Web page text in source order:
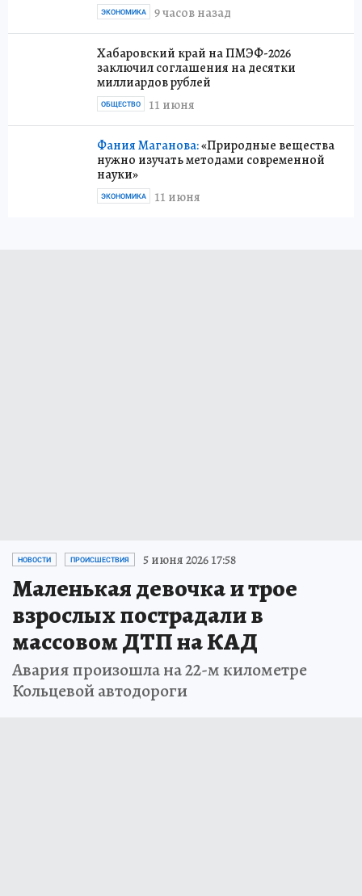
9 часов назад
ЭКОНОМИКА
Хабаровский край на ПМЭФ-2026
заключил соглашения на десятки
миллиардов рублей
11 июня
ОБЩЕСТВО
Фания Маганова:«Природные вещества
нужно изучать методами современной
науки»
11 июня
ЭКОНОМИКА
НОВОСТИ ПРОИСШЕСТВИЯ 5 июня 2026 17:58
Маленькая девочка и трое
взрослых пострадали в
массовом ДТП на КАД
Авария произошла на 22-м километре
Кольцевой автодороги